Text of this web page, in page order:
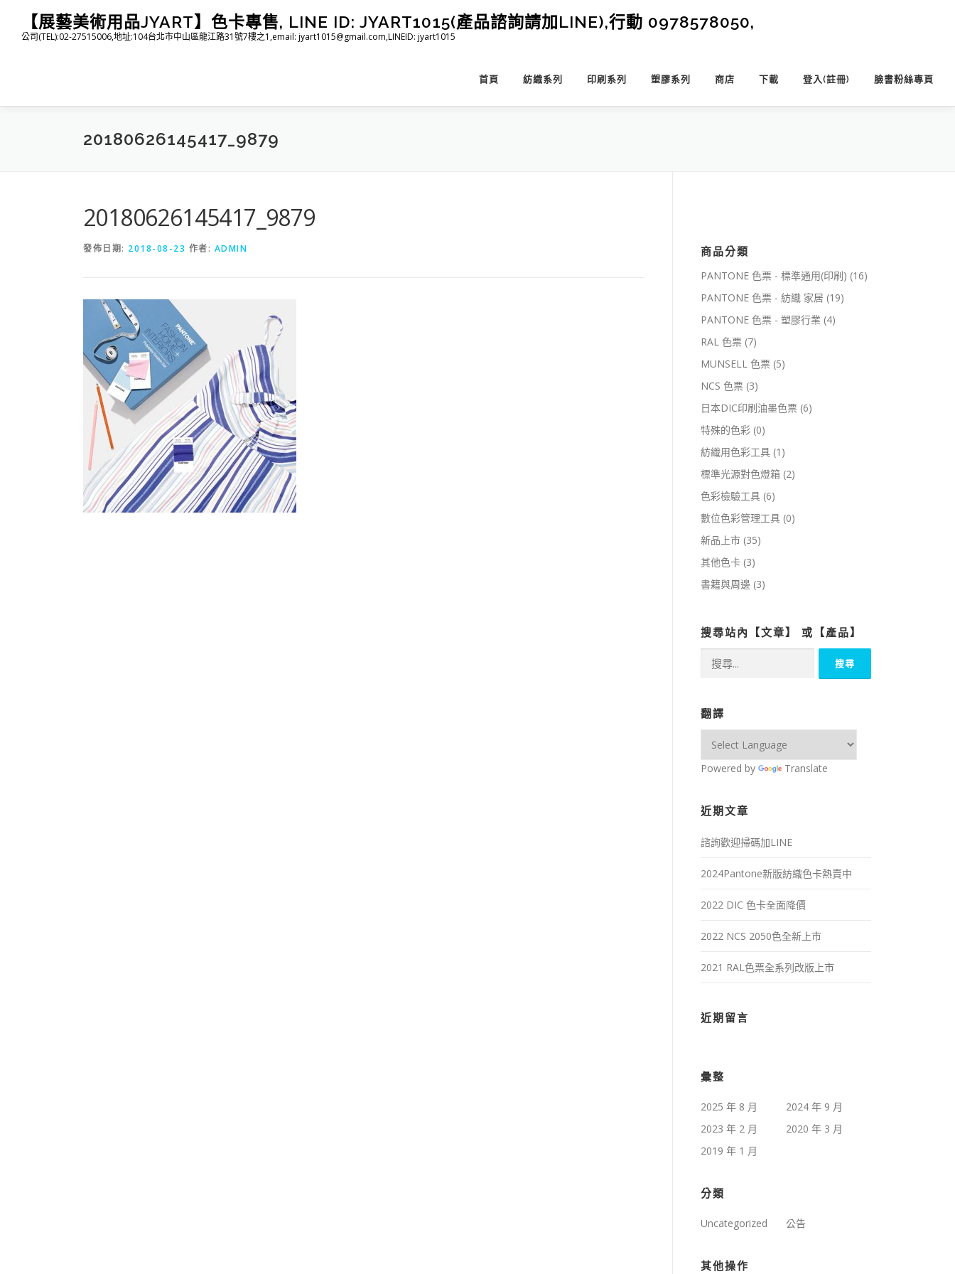
【展藝美術用品JYART】色卡專售, LINE ID: JYART1015(產品諮詢請加LINE),行動 0978578050,
公司(TEL):02-27515006,地址:104台北市中山區龍江路31號7樓之1,email: jyart1015@gmail.com,LINEID: jyart1015
首頁 紡織系列 印刷系列 塑膠系列 商店 下載 登入(註冊) 臉書粉絲專頁
20180626145417_9879
20180626145417_9879
發佈日期: 2018-08-23 作者: ADMIN 商品分類
PANTONE 色票 - 標準通用(印刷) (16)
PANTONE 色票 - 紡織 家居 (19)
PANTONE 色票 - 塑膠行業 (4)
RAL 色票 (7)
MUNSELL 色票 (5)
NCS 色票 (3)
日本DIC印刷油墨色票 (6)
特殊的色彩 (0)
紡織用色彩工具 (1)
標準光源對色燈箱 (2)
色彩檢驗工具 (6)
數位色彩管理工具 (0)
新品上市 (35)
其他色卡 (3)
書籍與周邊 (3)
搜尋站內【文章】 或【產品】
鍵
字:
翻譯
Powered by Translate
近期文章
諮詢歡迎掃碼加LINE
2024Pantone新版紡織色卡熱賣中
2022 DIC 色卡全面降價
2022 NCS 2050色全新上市
2021 RAL色票全系列改版上市
近期留言
彙整
2025 年 8 月
2024 年 9 月
2023 年 2 月
2020 年 3 月
2019 年 1 月
分類
Uncategorized 公告
其他操作